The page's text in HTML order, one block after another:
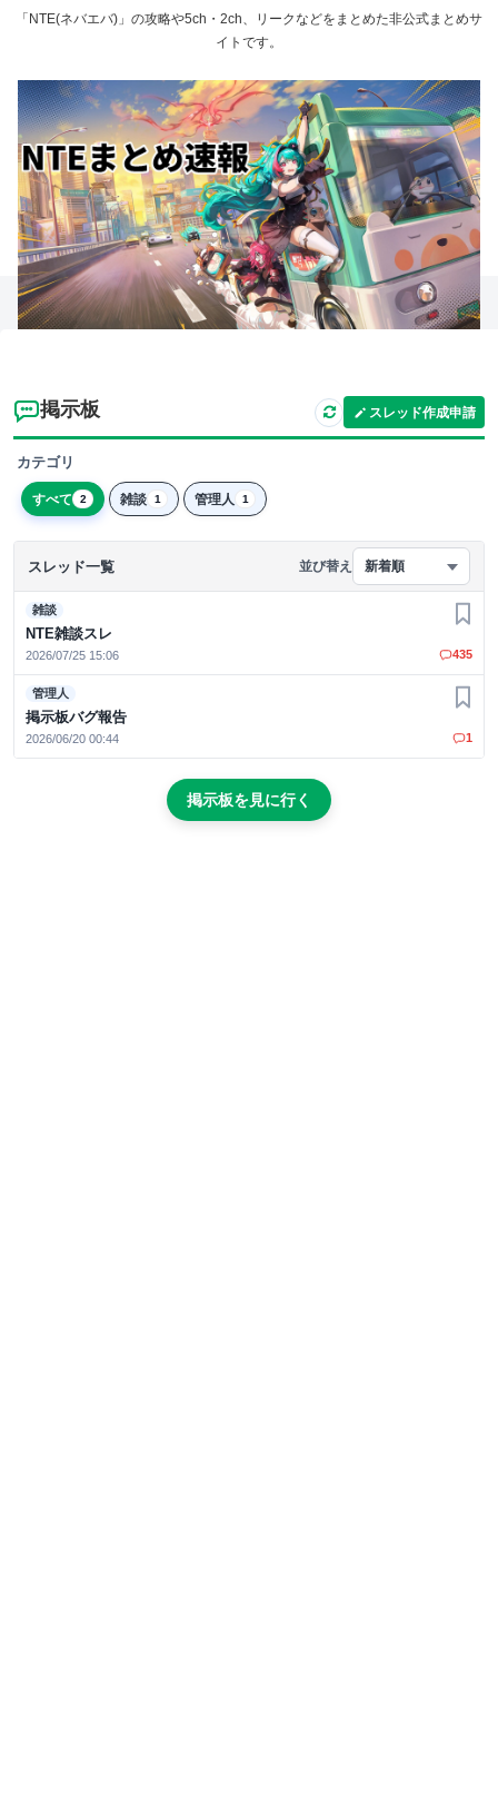
「NTE(ネバエバ)」の攻略や5ch・2ch、リークなどをまとめた非公式まとめサ
イトです。
掲示板 スレッド作成申請
カテゴリ
すべて 2 雑談 1 管理人 1
スレッド一覧 並び替え 新着順
雑談
NTE雑談スレ
2026/07/25 15:06
お気
435
管理人
掲示板バグ報告
2026/06/20 00:44
お気
1
掲示板を見に行く